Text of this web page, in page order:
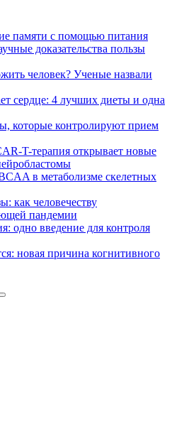
памяти с помощью питания
доказательства пользы
человек? Ученые назвали
сердце: 4 лучших диеты и одна
которые контролируют прием
T-терапия открывает новые
в метаболизме скелетных
как человечеству
пандемии
одно введение для контроля
новая причина когнитивного